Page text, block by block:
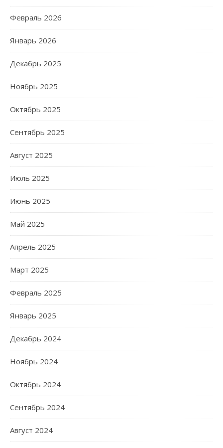
Февраль 2026
Январь 2026
Декабрь 2025
Ноябрь 2025
Октябрь 2025
Сентябрь 2025
Август 2025
Июль 2025
Июнь 2025
Май 2025
Апрель 2025
Март 2025
Февраль 2025
Январь 2025
Декабрь 2024
Ноябрь 2024
Октябрь 2024
Сентябрь 2024
Август 2024